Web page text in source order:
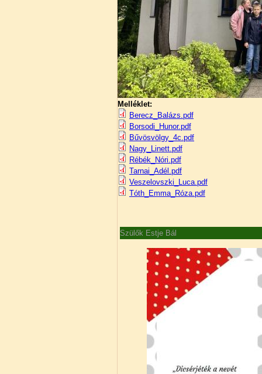
Melléklet:
Berecz_Balázs.pdf
Borsodi_Hunor.pdf
Bűvösvölgy_4c.pdf
Nagy_Linett.pdf
Rébék_Nóri.pdf
Tarnai_Adél.pdf
Veszelovszki_Luca.pdf
Tóth_Emma_Róza.pdf
Szülők Estje Bál